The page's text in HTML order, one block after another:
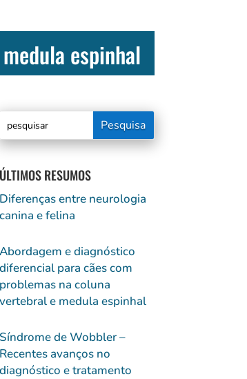
espinhal
ÚLTIMOS RESUMOS
Diferenças entre neurologia
canina e felina
Abordagem e diagnóstico
diferencial para cães com
problemas na coluna
vertebral e medula espinhal
Síndrome de Wobbler –
Recentes avanços no
diagnóstico e tratamento